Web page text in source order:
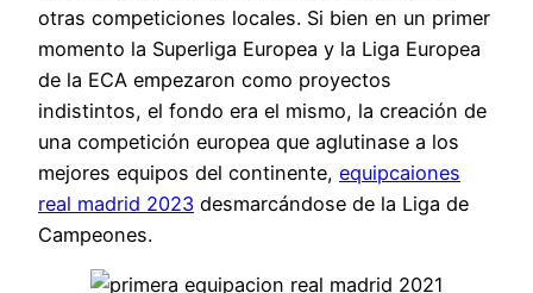
otras competiciones locales. Si bien en un primer
momento la Superliga Europea y la Liga Europea
de la ECA empezaron como proyectos
indistintos, el fondo era el mismo, la creación de
una competición europea que aglutinase a los
mejores equipos del continente, equipcaiones
real madrid 2023 desmarcándose de la Liga de
Campeones.